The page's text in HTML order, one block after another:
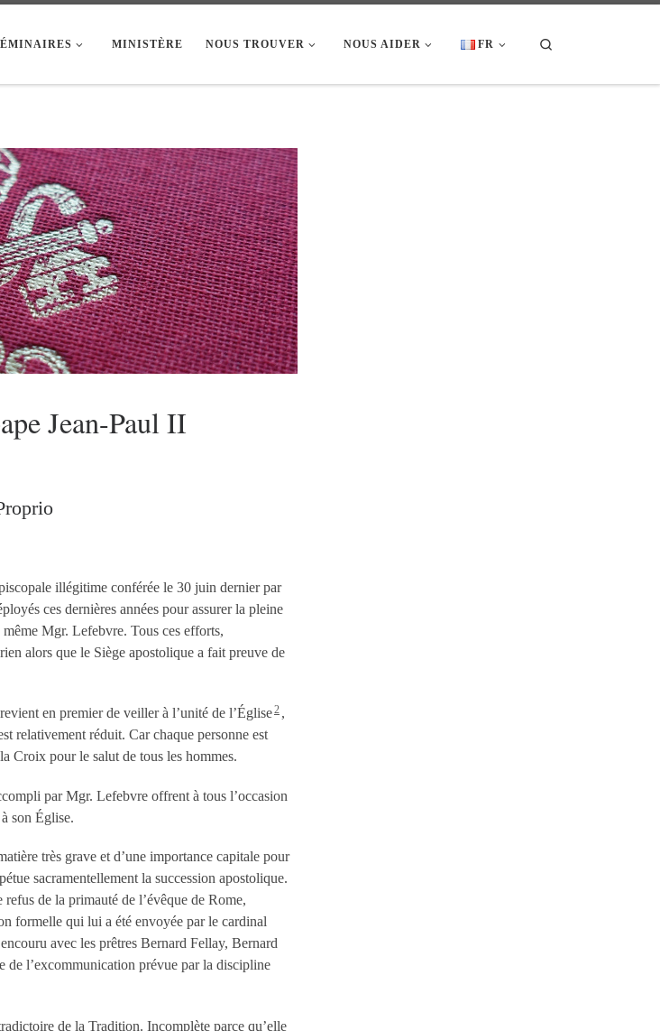
MINISTÈRE NOUS TROUVER NOUS AIDER FR
Jean-Paul II
illégitime conférée le 30 juin dernier par
ces dernières années pour assurer la pleine
Mgr. Lefebvre. Tous ces efforts,
alors que le Siège apostolique a fait preuve de
en premier de veiller à l’unité de l’Église2 ,
relativement réduit. Car chaque personne est
Croix pour le salut de tous les hommes.
par Mgr. Lefebvre offrent à tous l’occasion
son Église.
très grave et d’une importance capitale pour
sacramentellement la succession apostolique.
de la primauté de l’évêque de Rome,
formelle qui lui a été envoyée par le cardinal
avec les prêtres Bernard Fellay, Bernard
l’excommunication prévue par la discipline
de la Tradition. Incomplète parce qu’elle